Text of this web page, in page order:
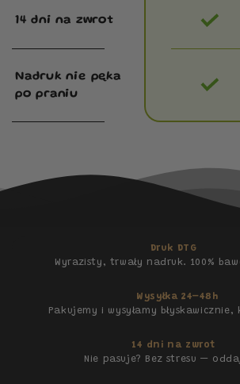
14 dni na zwrot
Nadruk nie pęka
po praniu
Druk DTG
Wyrazisty, trwały nadruk. 100%
Wysyłka 24–48h
Pakujemy i wysyłamy błyskawicznie,
14 dni na zwrot
Nie pasuje? Bez stresu —